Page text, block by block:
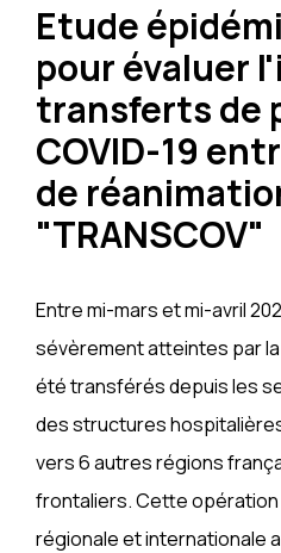
Etude
pour évaluer
transferts de
COVID-19
de
"TRANSCOV"
Entre mi-mars et mi-avril
sévèrement atteintes par la
été transférés depuis les
des structures
vers 6 autres régions
frontaliers. Cette
régionale et internationale